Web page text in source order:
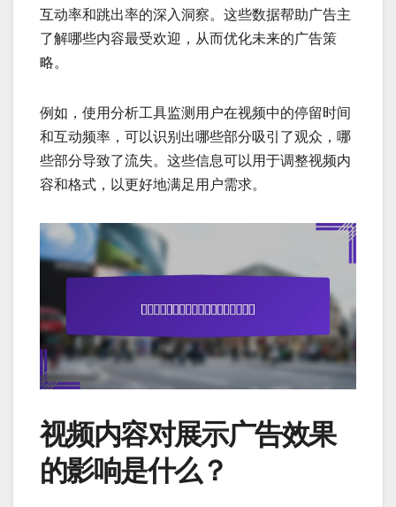
互动率和跳出率的深入洞察。这些数据帮助广告主
了解哪些内容最受欢迎，从而优化未来的广告策
略。
例如，使用分析工具监测用户在视频中的停留时间
和互动频率，可以识别出哪些部分吸引了观众，哪
些部分导致了流失。这些信息可以用于调整视频内
容和格式，以更好地满足用户需求。
视频内容对展示广告效果
的影响是什么？